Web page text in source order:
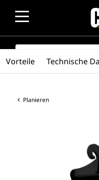
SEARCH
Planieren
Vorteile Technische